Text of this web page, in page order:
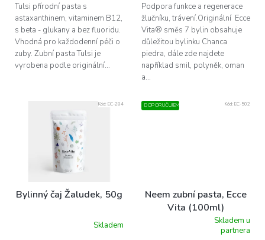
Tulsi přírodní pasta s
astaxanthinem, vitaminem B12,
s beta - glukany a bez fluoridu.
Vhodná pro každodenní péči o
zuby. Zubní pasta Tulsi je
vyrobena podle originální...
Podpora funkce a regenerace
žlučníku, trávení.Originální Ecce
Vita® směs 7 bylin obsahuje
důležitou bylinku Chanca
piedra, dále zde najdete
například smil, polyněk, oman
a...
Bylinný čaj Žaludek, 50g
Skladem
Kód: EC-284 DOPORUČUJEME
Neem zubní pasta, Ecce
Vita (100ml)
Skladem u
partnera
Kód: EC-502